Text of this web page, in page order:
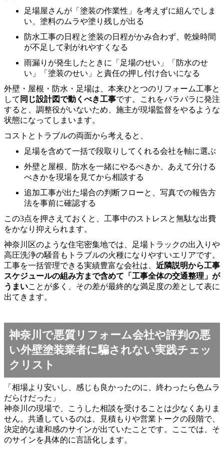
足場屋さんが「塗装の作業性」を考えずに組んでしま
い、塗料のムラや塗り残しが出る
防水工事の日程と塗装の日程がかみ合わず、乾燥時間
が不足して剥がれやすくなる
雨漏りが発生したときに「足場のせい」「防水のせ
い」「塗装のせい」と責任の押し付け合いになる
外壁・屋根・防水・足場は、本来ひとつのリフォーム工事と
して 同じ設計図で動くべき工事です。これをバラバラに発注
すると、調整役がいないため、施主が現場監督をやるような
状態になってしまいます。
コストとトラブルの両面から考えると、
足場を含めて一括で段取りしてくれる会社を軸に選ぶ
外壁と屋根、防水を一緒にやるべきか、あえて分ける
べきかを現場を見てから相談する
追加工事が出た場合の判断フローと、写真での報告方
法を事前に確認する
この3点を押さえておくと、工事中のストレスと無駄な出費
をかなり抑えられます。
神奈川区のような住宅密集地では、足場トラックの出入りや
高圧洗浄の騒音もトラブルの火種になりやすいエリアです。
工事を一括管理できる実績豊富な会社は、 近隣説明から工事
スケジュールの組み方まで含めて「工事全体の交通整理」が
うまいことが多く、その差が最終的な満足度の差として表に
出てきます。
神奈川で悪質リフォーム会社や評判の悪
い外壁塗装業者に騙されない実践チェッ
クリスト
「相場より安いし、感じも良かったのに、終わったら色ムラ
だらけだった」
神奈川の現場で、こうした相談を受けることは少なくありま
せん。共通しているのは、見積もりや営業トークの段階で、
決定的な違和感のサインが出ていたことです。ここでは、そ
のサインを具体的に言語化します。